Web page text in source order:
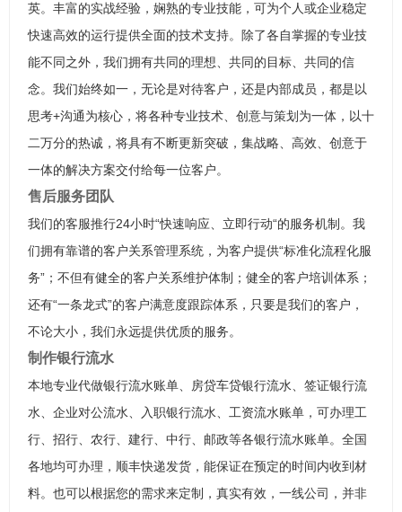
英。丰富的实战经验，娴熟的专业技能，可为个人或企业稳定
快速高效的运行提供全面的技术支持。除了各自掌握的专业技
能不同之外，我们拥有共同的理想、共同的目标、共同的信
念。我们始终如一，无论是对待客户，还是内部成员，都是以
思考+沟通为核心，将各种专业技术、创意与策划为一体，以十
二万分的热诚，将具有不断更新突破，集战略、高效、创意于
一体的解决方案交付给每一位客户。
售后服务团队
我们的客服推行24小时“快速响应、立即行动“的服务机制。我
们拥有靠谱的客户关系管理系统，为客户提供“标准化流程化服
务”；不但有健全的客户关系维护体制；健全的客户培训体系；
还有“一条龙式”的客户满意度跟踪体系，只要是我们的客户，
不论大小，我们永远提供优质的服务。
制作银行流水
本地专业代做银行流水账单、房贷车贷银行流水、签证银行流
水、企业对公流水、入职银行流水、工资流水账单，可办理工
行、招行、农行、建行、中行、邮政等各银行流水账单。全国
各地均可办理，顺丰快递发货，能保证在预定的时间内收到材
料。也可以根据您的需求来定制，真实有效，一线公司，并非